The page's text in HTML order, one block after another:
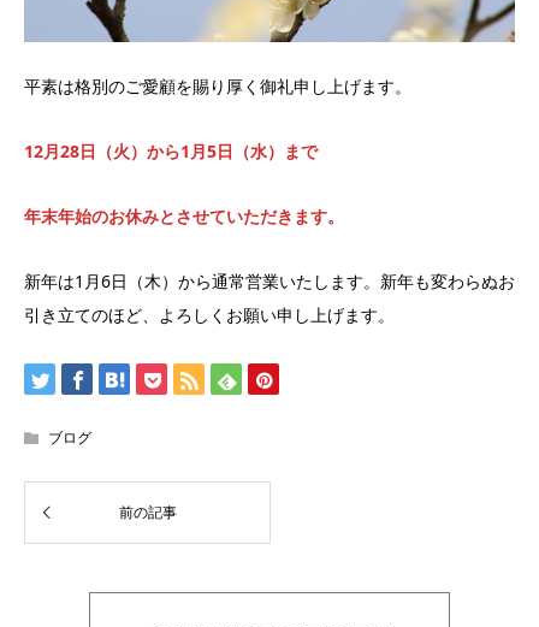
平素は格別のご愛顧を賜り厚く御礼申し上げます。
12月28日（火）から1月5日（水）まで
年末年始のお休みとさせていただきます。
新年は1月6日（木）から通常営業いたします。新年も変わらぬお
引き立てのほど、よろしくお願い申し上げます。
ブログ